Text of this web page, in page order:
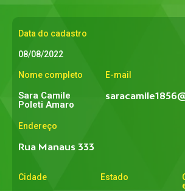
Data do cadastro
08/08/2022
Nome completo
Sara Camile
Poleti Amaro
E-mail
Endereço
Rua Manaus 333
Cidade Estado